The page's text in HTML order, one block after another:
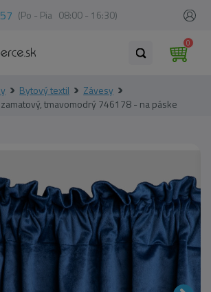
(Po - Pia 08:00 - 16:30)
0
Bytový textil
Závesy
zamatový, tmavomodrý 746178 - na páske